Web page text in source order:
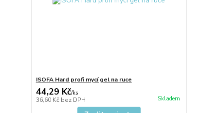
ISOFA Hard profi mycí gel na ruce
44,29 Kč/ks
36,60 Kč bez DPH Skladem